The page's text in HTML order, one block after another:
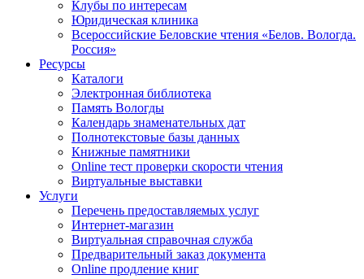
Клубы по интересам
Юридическая клиника
Всероссийские Беловские чтения «Белов. Вологда.
Россия»
Ресурсы
Каталоги
Электронная библиотека
Память Вологды
Календарь знаменательных дат
Полнотекстовые базы данных
Книжные памятники
Online тест проверки скорости чтения
Виртуальные выставки
Услуги
Перечень предоставляемых услуг
Интернет-магазин
Виртуальная справочная служба
Предварительный заказ документа
Online продление книг